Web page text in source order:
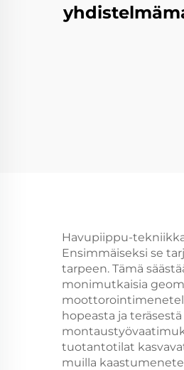
Havupiippu-
Ensimmäiseksi se
tarpeen. Tämä
monimutkaisia
hopeasta ja
tuotantotilat
muilla